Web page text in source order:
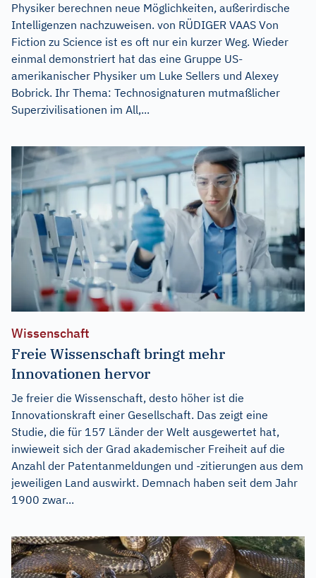
Physiker berechnen neue Möglichkeiten, außerirdische
Intelligenzen nachzuweisen. von RÜDIGER VAAS Von
Fiction zu Science ist es oft nur ein kurzer Weg. Wieder
einmal demonstriert hat das eine Gruppe US-
amerikanischer Physiker um Luke Sellers und Alexey
Bobrick. Ihr Thema: Technosignaturen mutmaßlicher
Superzivilisationen im All,...
Wissenschaft
Freie Wissenschaft bringt mehr
Innovationen hervor
Je freier die Wissenschaft, desto höher ist die
Innovationskraft einer Gesellschaft. Das zeigt eine
Studie, die für 157 Länder der Welt ausgewertet hat,
inwieweit sich der Grad akademischer Freiheit auf die
Anzahl der Patentanmeldungen und -zitierungen aus dem
jeweiligen Land auswirkt. Demnach haben seit dem Jahr
1900 zwar...